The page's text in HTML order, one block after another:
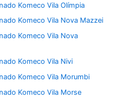
Komeco Vila Olímpia
Komeco Vila Nova Mazzei
Komeco Vila Nova
Komeco Vila Nivi
Komeco Vila Morumbi
Komeco Vila Morse